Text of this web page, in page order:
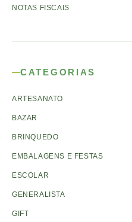
NOTAS FISCAIS
CATEGORIAS
ARTESANATO
BAZAR
BRINQUEDO
EMBALAGENS E FESTAS
ESCOLAR
GENERALISTA
GIFT